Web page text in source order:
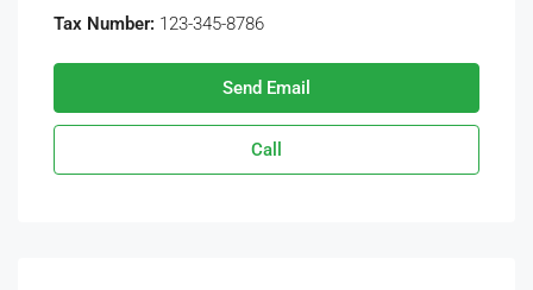
Tax Number: 123-345-8786
Send Email
Call